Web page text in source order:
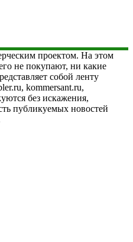
проектом. На этом
не покупают, ни какие
собой ленту
kommersant.ru,
без искажения,
публикуемых новостей